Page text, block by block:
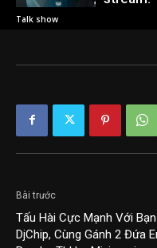
Talk show
Bài trước
Tấu Hài Cực Mạnh Với
DjChip, Cùng Gánh 2 Đứa